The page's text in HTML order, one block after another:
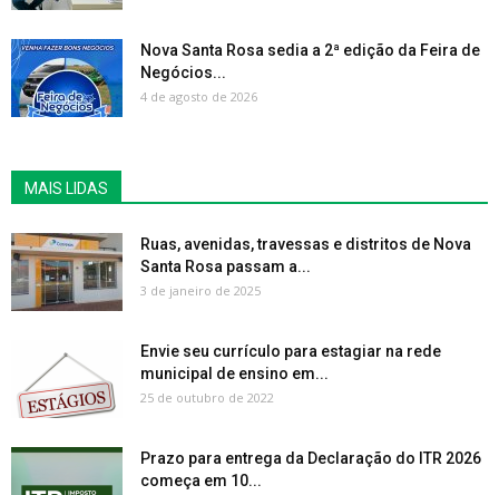
Nova Santa Rosa sedia a 2ª edição da Feira de
Negócios...
4 de agosto de 2026
MAIS LIDAS
Ruas, avenidas, travessas e distritos de Nova
Santa Rosa passam a...
3 de janeiro de 2025
Envie seu currículo para estagiar na rede
municipal de ensino em...
25 de outubro de 2022
Prazo para entrega da Declaração do ITR 2026
começa em 10...